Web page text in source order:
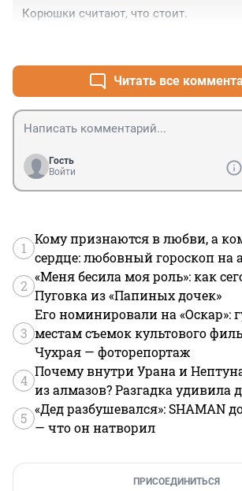
Корюшки считают, что стоит.
Читать все
Гость
Войти
1
Кому признаются в любви, а
сердце: любовный гороскоп на
2
«Меня бесила моя роль»: как
Пуговка из «Папиных дочек»
3
Его номинировали на «Оскар»:
местам съемок культового
Чухрая — фоторепортаж
4
Почему внутри Урана и
из алмазов? Разгадка удивила
5
«Дед разбушевался»: SHAMAN
— что он натворил
ПРИСОЕДИНИТЬСЯ